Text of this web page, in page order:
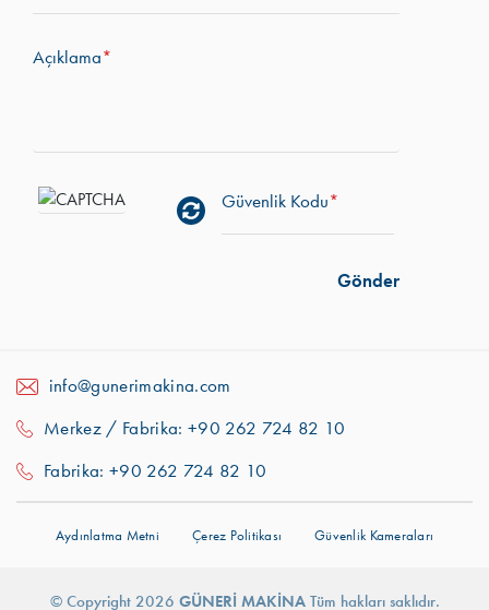
Daha Fazla Detay Anladım!
Açıklama*
Güvenlik Kodu*
info@gunerimakina.com
Merkez / Fabrika: +90 262 724 82 10
Fabrika: +90 262 724 82 10
Aydınlatma Metni Çerez Politikası Güvenlik Kameraları
© Copyright 2026 GÜNERI MAKINATüm hakları saklıdır.